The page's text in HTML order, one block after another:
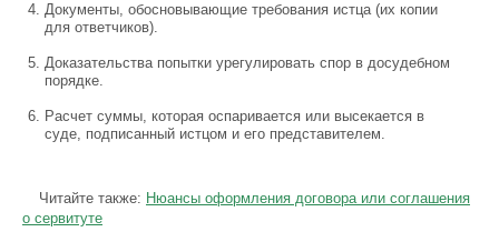
Документы, обосновывающие требования истца (их копии
для ответчиков).
Доказательства попытки урегулировать спор в досудебном
порядке.
Расчет суммы, которая оспаривается или высекается в
суде, подписанный истцом и его представителем.
Читайте также: Нюансы оформления договора или соглашения
о сервитуте